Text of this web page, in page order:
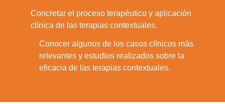
Concretar el proceso terapéutico y aplicación
clínica de las terapias contextuales.
Conocer algunos de los casos clínicos más
relevantes y estudios realizados sobre la
eficacia de las terapias contextuales.